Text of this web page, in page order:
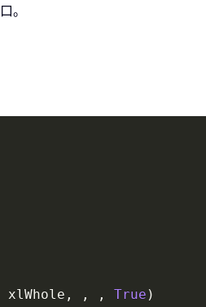
。
xlWhole , , , True )